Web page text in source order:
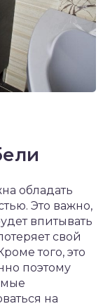
обладать
Это важно,
впитывать
свой
того, это
поэтому
на